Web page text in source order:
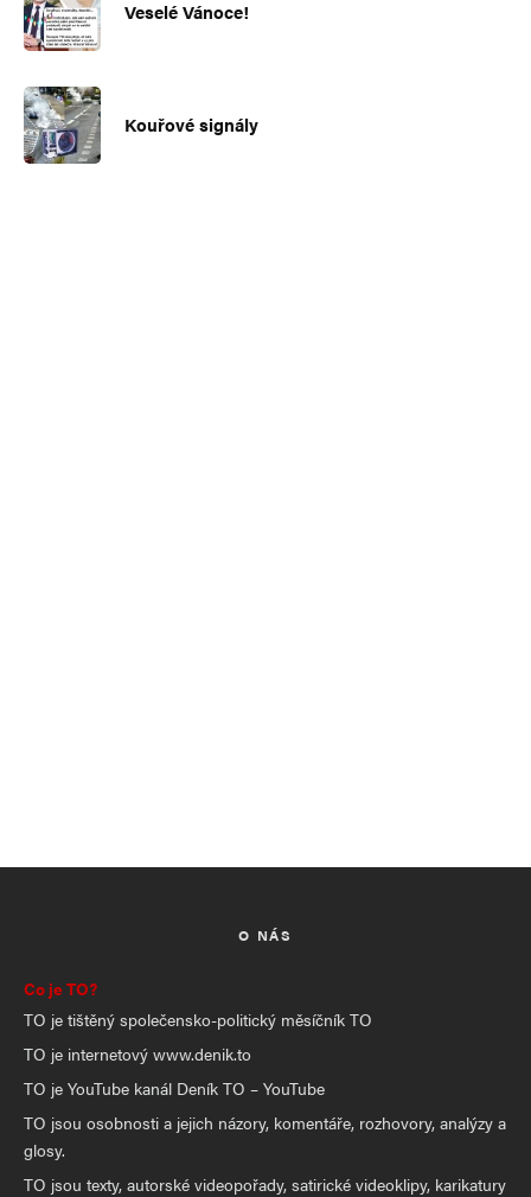
Veselé Vánoce!
Kouřové signály
O NÁS
Co je TO?
TO je tištěný společensko-politický měsíčník TO
TO je internetový www.denik.to
TO je YouTube kanál Deník TO – YouTube
TO jsou osobnosti a jejich názory, komentáře, rozhovory, analýzy a
glosy.
TO jsou texty, autorské videopořady, satirické videoklipy, karikatury